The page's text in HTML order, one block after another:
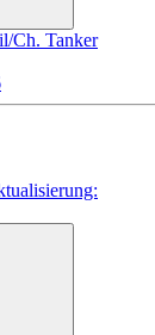
Ch. Tanker